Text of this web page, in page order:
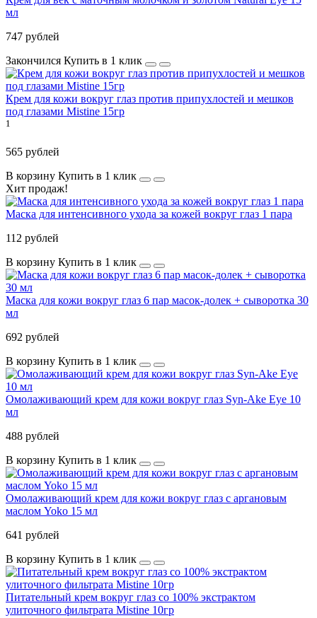
мл
747 рублей
Закончился Купить в 1 клик
Крем для кожи вокруг глаз против припухлостей и мешков
под глазами Mistine 15гр
1
565 рублей
В корзину Купить в 1 клик
Хит продаж!
Маска для интенсивного ухода за кожей вокруг глаз 1 пара
112 рублей
В корзину Купить в 1 клик
Маска для кожи вокруг глаз 6 пар масок-долек + сыворотка 30
мл
692 рублей
В корзину Купить в 1 клик
Омолаживающий крем для кожи вокруг глаз Syn-Ake Eye 10
мл
488 рублей
В корзину Купить в 1 клик
Омолаживающий крем для кожи вокруг глаз с аргановым
маслом Yoko 15 мл
641 рублей
В корзину Купить в 1 клик
Питательный крем вокруг глаз со 100% экстрактом
улиточного фильтрата Mistine 10гр